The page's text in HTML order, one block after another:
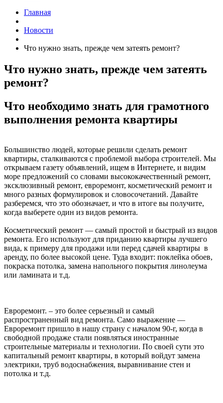
Главная
Новости
Что нужно знать, прежде чем затеять ремонт?
Что нужно знать, прежде чем затеять
ремонт?
Что необходимо знать для грамотного
выполнения ремонта квартиры
Большинство людей, которые решили сделать ремонт
квартиры, сталкиваются с проблемой выбора строителей. Мы
открываем газету объявлений, ищем в Интернете, и видим
море предложений со словами высококачественный ремонт,
эксклюзивный ремонт, евроремонт, косметический ремонт и
много разных формулировок и словосочетаний. Давайте
разберемся, что это обозначает, и что в итоге вы получите,
когда выберете один из видов ремонта.
Косметический ремонт — самый простой и быстрый из видов
ремонта. Его используют для приданию квартиры лучшего
вида, к примеру для продажи или перед сдачей квартиры в
аренду, по более высокой цене. Туда входит: поклейка обоев,
покраска потолка, замена напольного покрытия линолеума
или ламината и т.д.
Евроремонт. – это более серьезный и самый
распространенный вид ремонта. Само выражение —
Евроремонт пришло в нашу страну с началом 90-г, когда в
свободной продаже стали появляться иностранные
строительные материалы и технологии. По своей сути это
капитальный ремонт квартиры, в который войдут замена
электрики, труб водоснабжения, выравнивание стен и
потолка и т.д.